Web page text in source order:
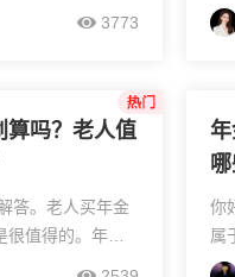
利率,进行复利增
利率是比一般银
3773
金
是
算吗？老人值
答。老人买年金
值得的。年金
保险人一次或
哪
你
属
险